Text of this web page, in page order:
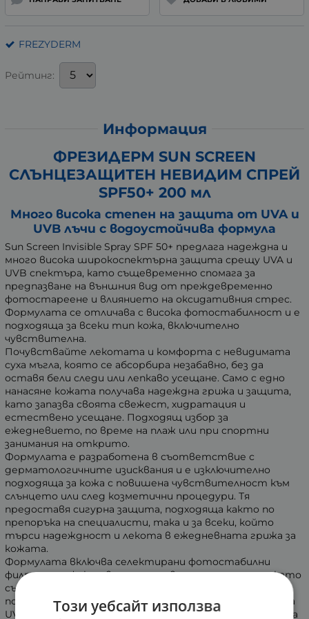
FREZYDERM
Рейтинг:
Информация
ФРЕЗИДЕРМ SUN SCREEN
СЛЪНЦЕЗАЩИТЕН НЕВИДИМ СПРЕЙ
SPF50+ 200 мл
Много висока степен на защита от UVA и
UVB лъчи с водоустойчива формула
Sun Screen Invisible Spray SPF 50+ предлага надеждна и
много висока широкоспектърна защита срещу UVA и
UVB спектъра, като същевременно спомага за
предпазване на външния вид от преждевременно
фотостареене и влиянието на оксидативния стрес.
Формулата се отличава с висока фотостабилност и е
подходяща за всеки тип кожа, включително
чувствителна.
Почувствайте лекотата и комфорта с невидимата
суха мъгла, която се абсорбира незабавно, без да
оставя бели следи или лепкаво усещане. Само с едно
нанасяне кожата получава надеждна грижа и защита,
като запазва своята свежест, хидратация и
естествено усещане. Подходящ избор за
ежедневието, по време на плаж или при спортни
занимания на открито.
Формулата е разработена в съответствие с
дерматологичните изисквания и е изключително
подходяща за кожа с повишена чувствителност към
слънцето или след козметични процедури. Тя
предоставя сигурна защита, подходяща както по
препоръка на специалисти, така и за всеки, който
търси надеждност и лекота в ежедневната грижа за
кожата.
Формулата включва селектирани фотостабилни
филтри за ефективно предпазване от слънцето, като
същевременно съдейства за защитата на
повърхностния слой на кожата от последствията на
UVB лъчите. Тя помага за успокояване на усещането за
Този уебсайт използва